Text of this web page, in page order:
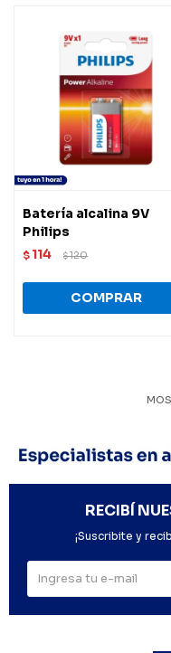
Batería alcalina 9V
Philips
$ 114 $120
RECIBÍ
¡Suscribite y